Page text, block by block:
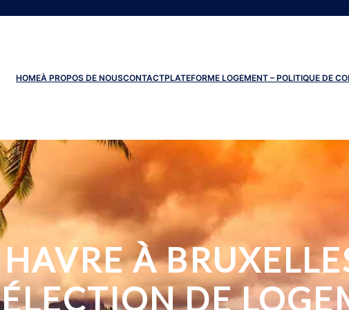
HOMEÀ PROPOS DE NOUSCONTACTPLATEFORME LOGEMENT – POLITIQUE DE
À
DE